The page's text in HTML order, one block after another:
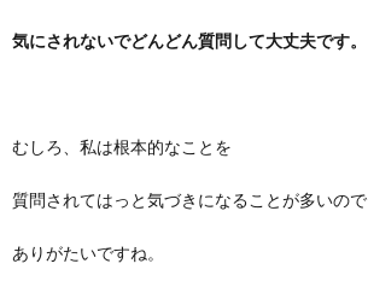
気にされないでどんどん質問して大丈夫です。
むしろ、私は根本的なことを
質問されてはっと気づきになることが多いので
ありがたいですね。